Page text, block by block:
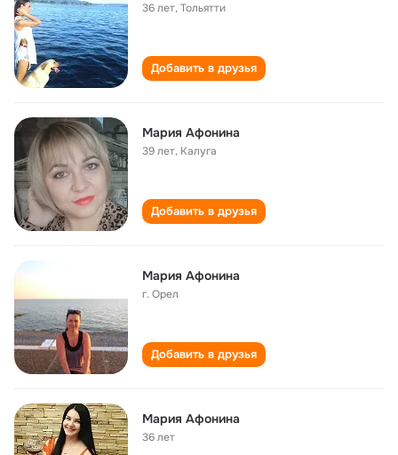
36 лет,Тольятти
Добавить в друзья
Мария Афонина
39 лет, Калуга
Добавить в друзья
Мария Афонина
г. Орел
Добавить в друзья
Мария Афонина
36 лет